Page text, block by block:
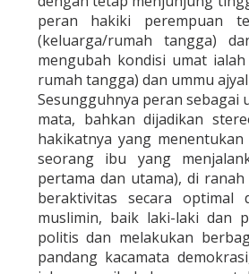
peran hakiki perempuan
(keluarga/rumah tangga)
mengubah kondisi umat
rumah tangga) dan ummu
Sesungguhnya peran sebagai
mata, bahkan dijadikan
hakikatnya yang
seorang ibu yang
pertama dan utama), di
beraktivitas secara
muslimin, baik laki-laki dan
politis dan melakukan
pandang kacamata